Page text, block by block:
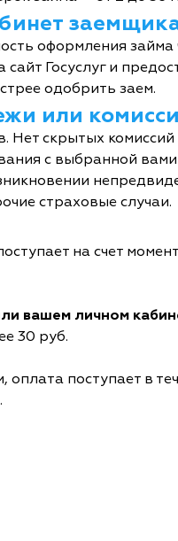
заемщика
оформления займа
Госуслуг и
одобрить заем.
или
Нет скрытых
с выбранной
страховые случаи.
на счет
вашем личном
30 руб.
оплата поступает в